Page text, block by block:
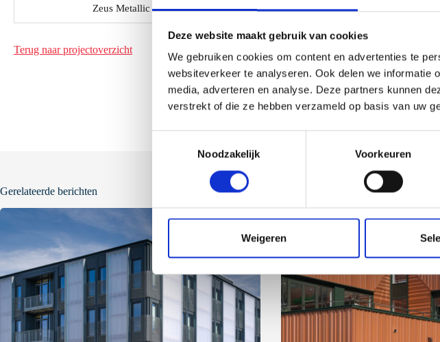
Deze website maakt gebruik van cookies
We gebruiken cookies om content en advertenties te
websiteverkeer te analyseren. Ook delen we
media, adverteren en analyse. Deze partners kunnen
verstrekt of die ze hebben verzameld op basis van uw
m
i
n
g
s
s
Noodzakelijk Voorkeuren
Weigeren
Zeus Metallic
Terug naar projectoverzicht
Gerelateerde berichten